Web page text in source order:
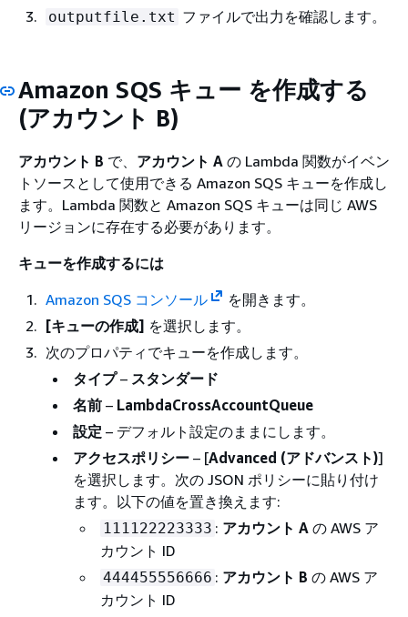
outputfile.txt ファイルで出力を確認します。
Amazon SQS キュー を作成する
(アカウント B)
アカウント B で、 アカウント A の Lambda 関数がイベン
トソースとして使用できる Amazon SQS キューを作成し
ます。Lambda 関数と Amazon SQS キューは同じ AWS
リージョンに存在する必要があります。
キューを作成するには
Amazon SQS コンソール
を開きます。
[キューの作成] を選択します。
次のプロパティでキューを作成します。
タイプ– スタンダード
名前 – LambdaCrossAccountQueue
設定 – デフォルト設定のままにします。
アクセスポリシー – [Advanced (アドバンスト)]
を選択します。次の JSON ポリシーに貼り付け
ます。以下の値を置き換えます:
111122223333 : アカウント A の AWS ア
カウント ID
444455556666 : アカウント B の AWS ア
カウント ID